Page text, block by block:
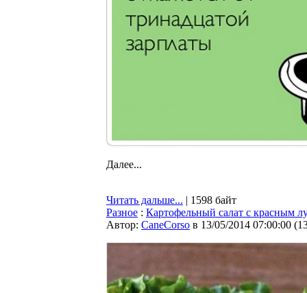
Далее...
Читать дальше... | 1598 байт
Разное : Картофельный салат с красным
Автор: CaneCorso в 13/05/2014 07:00:00 (